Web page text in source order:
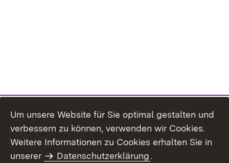
Themenübersicht
Um unsere Website für Sie optimal gestalten und
verbessern zu können, verwenden wir Cookies.
Weitere Informationen zu Cookies erhalten Sie in
unserer
Datenschutzerklärung.